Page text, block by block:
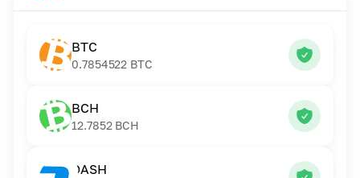
BTC
0.7854522 BTC
BCH
12.7852 BCH
DASH